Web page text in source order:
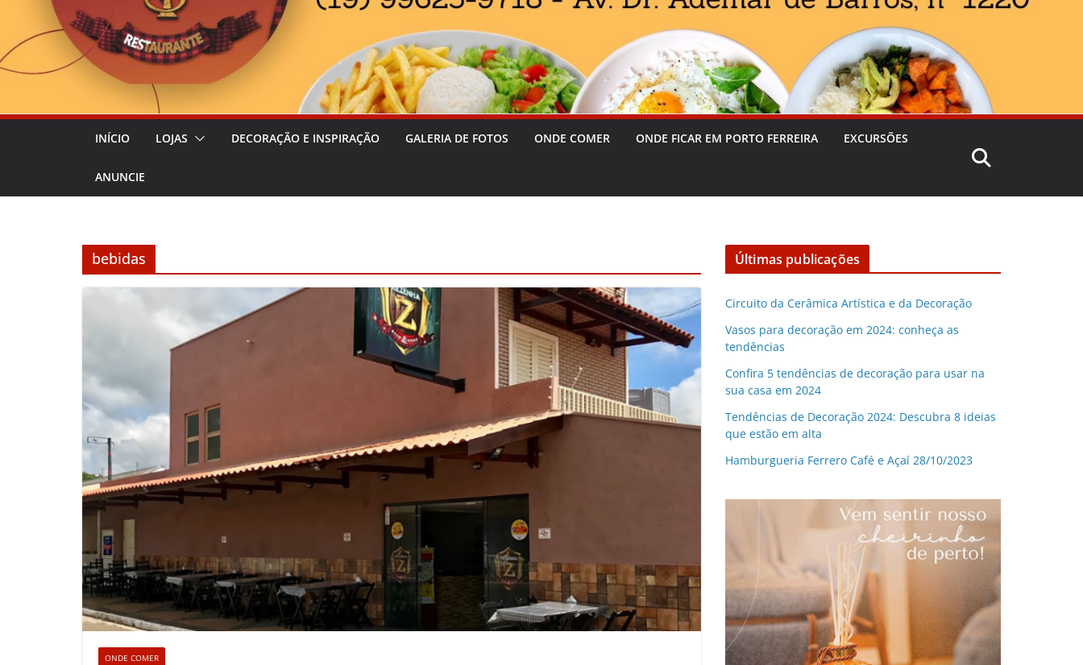
INÍCIO LOJAS DECORAÇÃO E INSPIRAÇÃO GALERIA DE FOTOS ONDE COMER ONDE FICAR EM PORTO FERREIRA EXCURSÕES
ANUNCIE
bebidas
ONDE COMER
Últimas publicações
Circuito da Cerâmica Artística e da Decoração
Vasos para decoração em 2024: conheça as
tendências
Confira 5 tendências de decoração para usar na
sua casa em 2024
Tendências de Decoração 2024: Descubra 8 ideias
que estão em alta
Hamburgueria Ferrero Café e Açaí 28/10/2023